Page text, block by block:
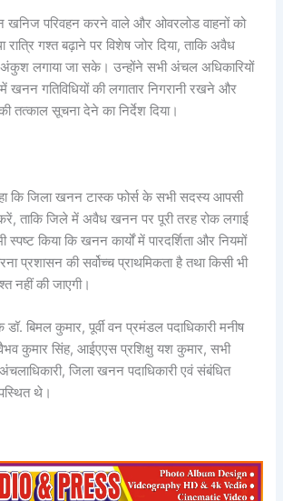
खनिज परिवहन करने वाले और ओवरलोड वाहनों को
गश्त बढ़ाने पर विशेष जोर दिया, ताकि अवैध
अंकुश लगाया जा सके। उन्होंने सभी अंचल अधिकारियों
खनन गतिविधियों की लगातार निगरानी रखने और
तत्काल सूचना देने का निर्देश दिया।
कि जिला खनन टास्क फोर्स के सभी सदस्य आपसी
ताकि जिले में अवैध खनन पर पूरी तरह रोक लगाई
किया कि खनन कार्यों में पारदर्शिता और नियमों
प्रशासन की सर्वोच्च प्राथमिकता है तथा किसी भी
नहीं की जाएगी।
बिमल कुमार, पूर्वी वन प्रमंडल पदाधिकारी मनीष
वैभव कुमार सिंह, आईएएस प्रशिक्षु यश कुमार, सभी
जिला खनन पदाधिकारी एवं संबंधित
थे।